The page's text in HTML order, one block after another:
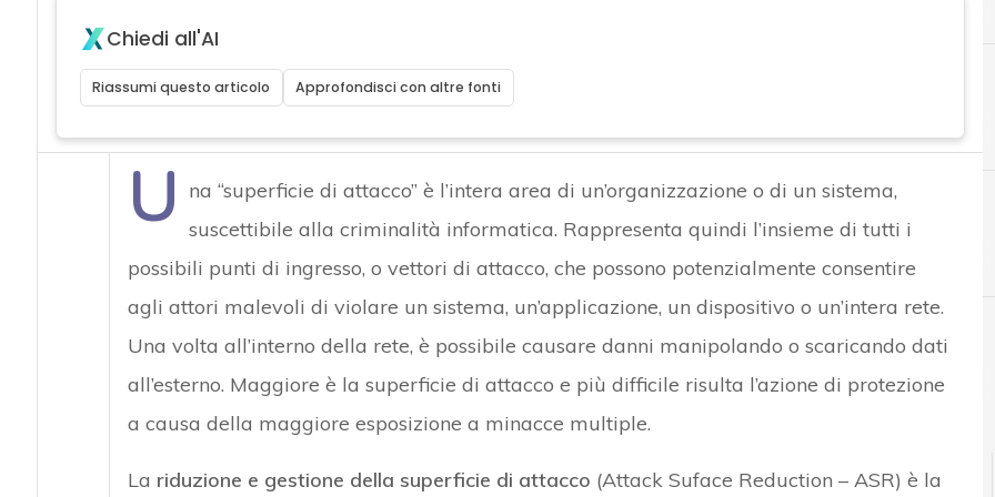
Chiedi all'AI
Riassumi questo articolo Approfondisci con altre fonti
U
na “superficie di attacco” è l’intera area di un’organizzazione o di un sistema,
suscettibile alla criminalità informatica. Rappresenta quindi l’insieme di tutti i
possibili punti di ingresso, o vettori di attacco, che possono potenzialmente consentire
agli attori malevoli di violare un sistema, un’applicazione, un dispositivo o un’intera rete.
Una volta all’interno della rete, è possibile causare danni manipolando o scaricando dati
all’esterno. Maggiore è la superficie di attacco e più difficile risulta l’azione di protezione
a causa della maggiore esposizione a minacce multiple.
La riduzione e gestione della superficie di attacco (Attack Suface Reduction – ASR) è la